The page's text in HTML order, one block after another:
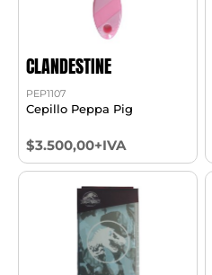
CLANDESTINE
PEP1107
Cepillo Peppa Pig
$3.500,00+IVA